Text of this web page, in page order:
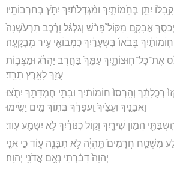
יִתֵּ֖ן בְּחֹֽמוֹתָ֑יִךְ וּמִ֨גְדְּלֹתַ֔יִךְ יִתֹּ֖ץ בְּחַרְבוֹתָֽיו׃
אֲבָקָ֑ם מִקּוֹל֩ פָּרַ֨שׁ וְגַלְגַּ֜ל וָרֶ֗כֶב תִּרְעַ֙שְׁנָה֙
חֽוֹמוֹתַ֔יִךְ בְּבֹאוֹ֙ בִּשְׁעָרַ֔יִךְ כִּמְבוֹאֵ֖י עִ֥יר מְבֻקָּעָֽה׃
אֶת־כָּל־חֽוּצוֹתָ֑יִךְ עַמֵּךְ֙ בַּחֶ֣רֶב יַהֲרֹ֔ג וּמַצְּב֥וֹת
עֻזֵּ֖ךְ לָאָ֥רֶץ תֵּרֵֽד׃
רְכֻלָּתֵ֔ךְ וְהָֽרְסוּ֙ חוֹמוֹתַ֔יִךְ וּבָתֵּ֥י חֶמְדָּתֵ֖ךְ יִתֹּ֑צוּ
וַאֲבָנַ֤יִךְ וְעֵצַ֙יִךְ֙ וַֽעֲפָרֵ֔ךְ בְּת֥וֹךְ מַ֖יִם יָשִֽׂימוּ׃
הֲמ֣וֹן שִׁירָ֑יִךְ וְק֣וֹל כִּנּוֹרַ֔יִךְ לֹ֥א יִשָּׁמַ֖ע עֽוֹד׃
מִשְׁטַ֤ח חֲרָמִים֙ תִּֽהְיֶ֔ה לֹ֥א תִבָּנֶ֖ה ע֑וֹד כִּ֣י אֲנִ֤י
יְהוָה֙ דִּבַּ֔רְתִּי נְאֻ֖ם אֲדֹנָ֥י יְהוִֽה׃